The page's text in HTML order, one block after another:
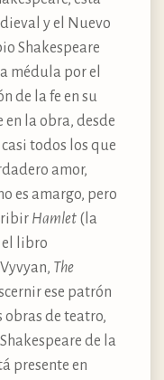
y el Nuevo
Shakespeare
médula por el
de la fe en su
en la obra, desde
todos los que
amor,
es amargo, pero
Hamlet (la
el libro
The
ese patrón
obras de teatro,
de la
presente en